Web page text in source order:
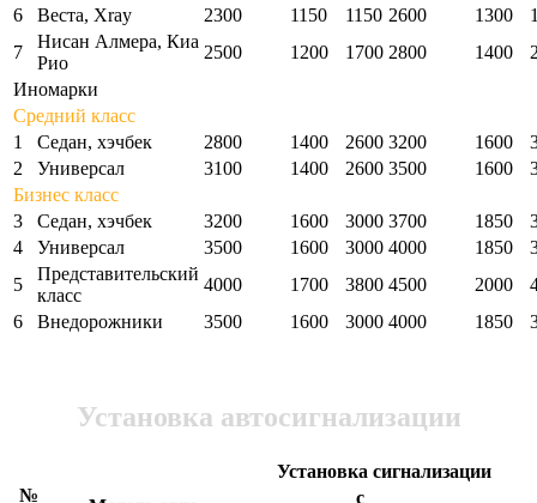
6
Веста, Xray 2300 1150 1150 2600 1300
7
Нисан Алмера, Киа
Рио
2500 1200 1700 2800 1400
Иномарки
Средний класс
1
Седан, хэчбек 2800 1400 2600 3200 1600
2
Универсал 3100 1400 2600 3500 1600
Бизнес класс
3
Седан, хэчбек 3200 1600 3000 3700 1850
4
Универсал 3500 1600 3000 4000 1850
5
Представительский
класс
4000 1700 3800 4500 2000
6
Внедорожники 3500 1600 3000 4000 1850
Установка автосигнализации
№
Установка сигнализации
с